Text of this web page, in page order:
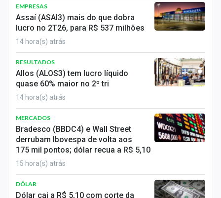
EMPRESAS
Assaí (ASAI3) mais do que dobra
lucro no 2T26, para R$ 537 milhões
14 hora(s) atrás
RESULTADOS
Allos (ALOS3) tem lucro líquido
quase 60% maior no 2º tri
14 hora(s) atrás
MERCADOS
Bradesco (BBDC4) e Wall Street
derrubam Ibovespa de volta aos
175 mil pontos; dólar recua a R$ 5,10
15 hora(s) atrás
DÓLAR
Dólar cai a R$ 5,10 com corte da